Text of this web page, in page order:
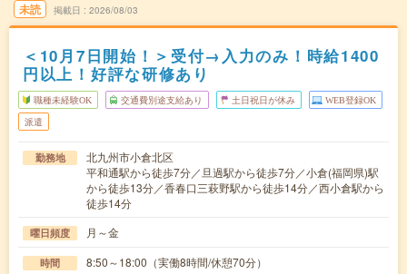
未読 掲載日 2026/08/03
＜10月7日開始！＞受付→入力のみ！時給1400
円以上！好評な研修あり
職種未経験OK 交通費別途支給あり 土日祝日が休み WEB登録OK
派遣
勤務地
北九州市小倉北区
平和通駅から徒歩7分／旦過駅から徒歩7分／小倉(福岡県)駅
から徒歩13分／香春口三萩野駅から徒歩14分／西小倉駅から
徒歩14分
曜日頻度 月～金
時間 8:50～18:00（実働8時間/休憩70分）